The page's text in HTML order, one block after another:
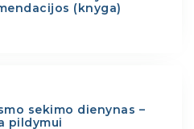
(knyga)
sekimo dienynas –
pildymui